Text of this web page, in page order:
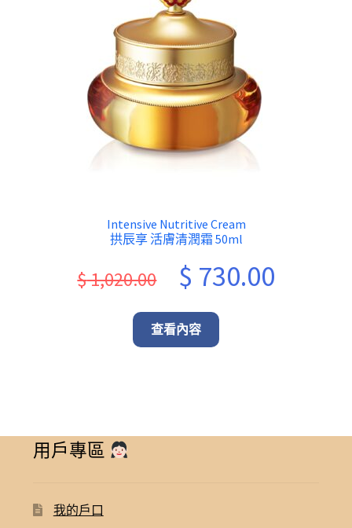
Intensive Nutritive Cream
拱辰享 活膚清潤霜 50ml
$1,020.00
Original
price
was:
$ 730.00Current
查看內容
用戶專區
我的戶口